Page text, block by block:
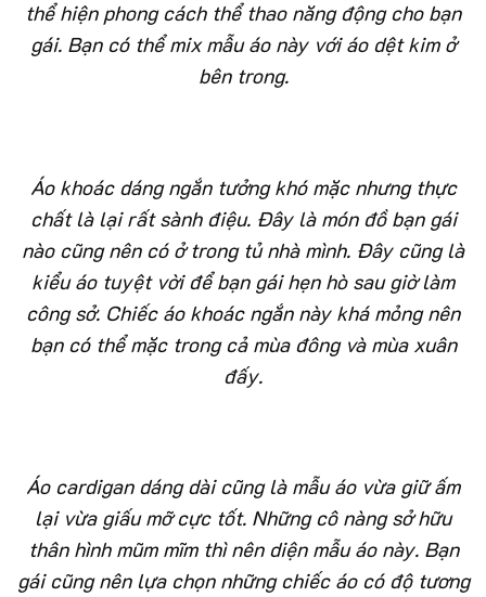
thể hiện phong cách thể thao năng động cho bạn
gái. Bạn có thể mix mẫu áo này với áo dệt kim ở
bên trong.
Áo khoác dáng ngắn tưởng khó mặc nhưng thực
chất là lại rất sành điệu. Đây là món đồ bạn gái
nào cũng nên có ở trong tủ nhà mình. Đây cũng là
kiểu áo tuyệt vời để bạn gái hẹn hò sau giờ làm
công sở. Chiếc áo khoác ngắn này khá mỏng nên
bạn có thể mặc trong cả mùa đông và mùa xuân
đấy.
Áo cardigan dáng dài cũng là mẫu áo vừa giữ ấm
lại vừa giấu mỡ cực tốt. Những cô nàng sở hữu
thân hình mũm mĩm thì nên diện mẫu áo này. Bạn
gái cũng nên lựa chọn những chiếc áo có độ tương